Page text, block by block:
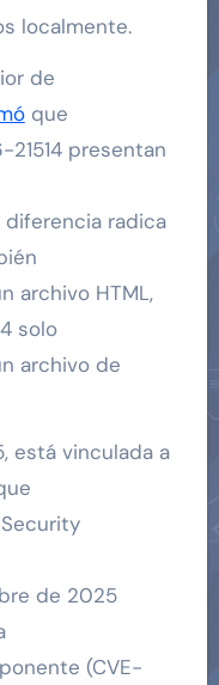
localmente.
de
que
presentan
diferencia radica
archivo HTML,
solo
archivo de
está vinculada a
de 2025
(CVE-